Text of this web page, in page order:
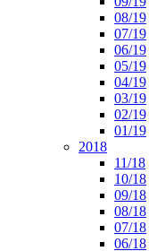
08/19
07/19
06/19
05/19
04/19
03/19
02/19
01/19
2018
11/18
10/18
09/18
08/18
07/18
06/18